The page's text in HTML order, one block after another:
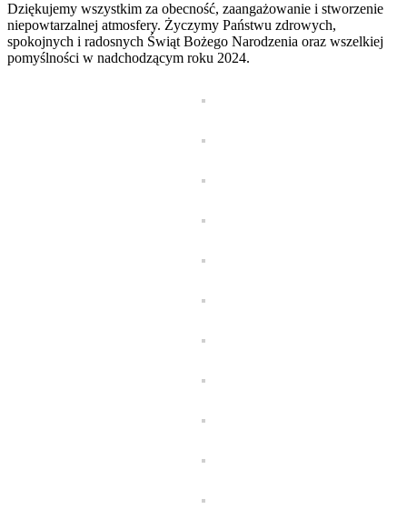
Dziękujemy wszystkim za obecność, zaangażowanie i stworzenie
niepowtarzalnej atmosfery. Życzymy Państwu zdrowych,
spokojnych i radosnych Świąt Bożego Narodzenia oraz wszelkiej
pomyślności w nadchodzącym roku 2024.